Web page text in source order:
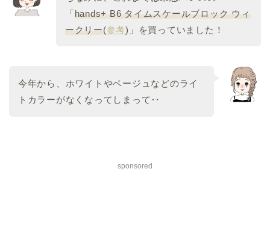
「hands+ B6 タイムスケールブロック ウィ
ークリー(参考)」を買っていました！
今年から、ホワイトやベージュなどのライ
トカラーがなくなってしまって‥
sponsored